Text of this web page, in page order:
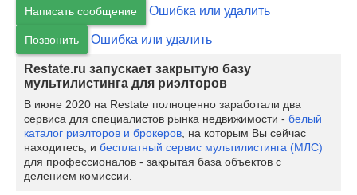
Написать сообщение Ошибка или удалить
Позвонить Ошибка или удалить
Restate.ru запускает закрытую базу
мультилистинга для риэлторов
В июне 2020 на Restate полноценно заработали два
сервиса для специалистов рынка недвижимости - белый
каталог риэлторов и брокеров , на которым Вы сейчас
находитесь, и бесплатный сервис мультилистинга (МЛС)
для профессионалов - закрытая база объектов с
делением комиссии.